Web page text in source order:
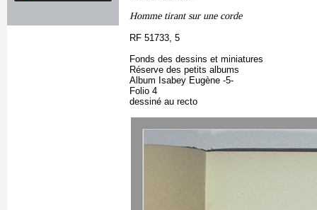
Homme tirant sur une corde
RF 51733, 5
Fonds des dessins et miniatures
Réserve des petits albums
Album Isabey Eugène -5-
Folio 4
dessiné au recto